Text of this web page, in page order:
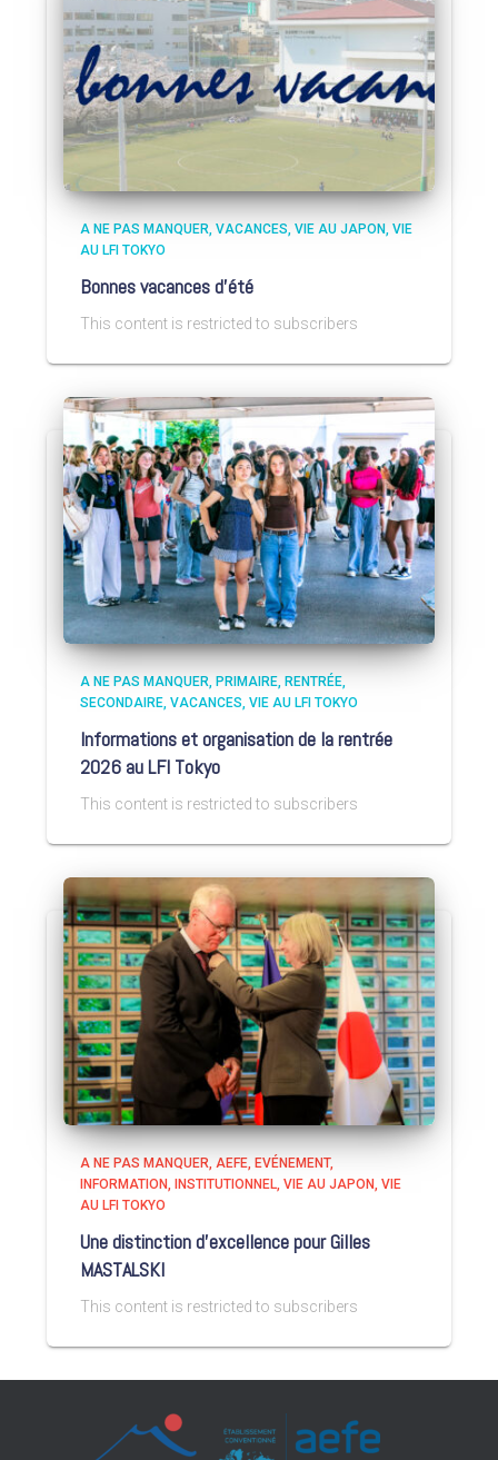
A NE PAS MANQUER VACANCES VIE AU JAPON VIE
AU LFI TOKYO
Bonnes vacances d’été
This content is restricted to subscribers
A NE PAS MANQUER PRIMAIRE RENTRÉE
SECONDAIRE VACANCES VIE AU LFI TOKYO
Informations et organisation de la rentrée
2026 au LFI Tokyo
This content is restricted to subscribers
A NE PAS MANQUER AEFE EVÉNEMENT
INFORMATION
INSTITUTIONNEL VIE AU JAPON VIE
AU LFI TOKYO
Une distinction d’excellence pour Gilles
MASTALSKI
This content is restricted to subscribers